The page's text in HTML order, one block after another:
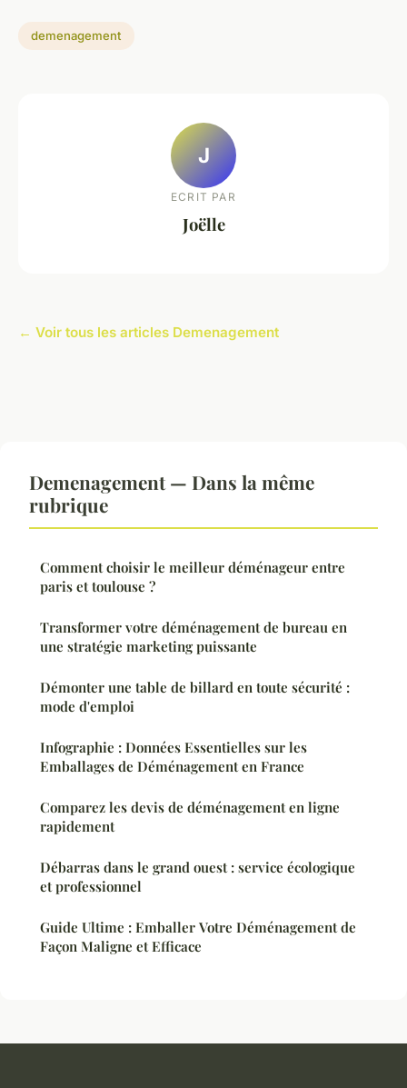
demenagement
J
ECRIT PAR
Joëlle
← Voir tous les articles Demenagement
Demenagement — Dans la même
rubrique
Comment choisir le meilleur déménageur entre
paris et toulouse ?
Transformer votre déménagement de bureau en
une stratégie marketing puissante
Démonter une table de billard en toute sécurité :
mode d'emploi
Infographie : Données Essentielles sur les
Emballages de Déménagement en France
Comparez les devis de déménagement en ligne
rapidement
Débarras dans le grand ouest : service écologique
et professionnel
Guide Ultime : Emballer Votre Déménagement de
Façon Maligne et Efficace